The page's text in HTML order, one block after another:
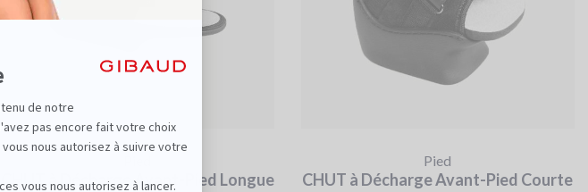
CHUT à Décharge Avant-Pied Longue
Pied
CHUT à Décharge Avant-Pied Courte